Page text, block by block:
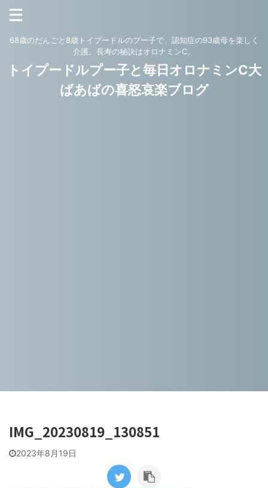
68歳のだんごと8歳トイプードルのプー子で、認知症の93歳母を楽しく
介護。長寿の秘訣はオロナミンC。
トイプードルプー子と毎日オロナミンC大
ばあばの喜怒哀楽ブログ
IMG_20230819_130851
2023年8月19日